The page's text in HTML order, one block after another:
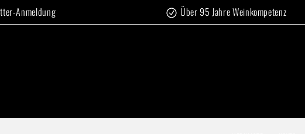
Anmeldung Über 95 Jahre Weinkompetenz